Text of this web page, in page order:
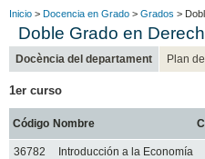
Inicio > Docencia en Grado > Grados >
Doble Grado en
Docència del departament Plan
1er curso
Código Nombre
36782
Introducción a la Economía